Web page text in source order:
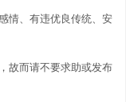
情、有违优良传统、安
故而请不要求助或发布